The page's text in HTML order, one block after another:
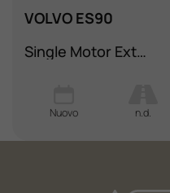
VOLVO ES90
Single Motor Extended Range Core
Nuovo n.d.